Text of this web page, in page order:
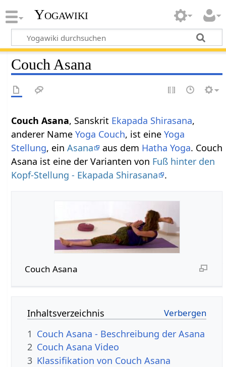
Yogawiki
Couch Asana
Couch Asana, Sanskrit Ekapada Shirasana,
anderer NameYoga Couch, ist eineYoga
Stellung, einAsana aus dem Hatha Yoga. Couch
Asana ist eine der Varianten von Fuß hinter den
Kopf-Stellung - Ekapada Shirasana
.
Couch Asana
Inhaltsverzeichnis
1 Couch Asana - Beschreibung der Asana
2 Couch Asana Video
3 Klassifikation von Couch Asana